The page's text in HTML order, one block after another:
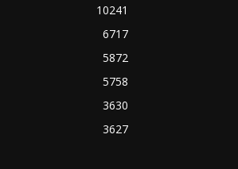
10241
6717
5872
5758
3630
3627